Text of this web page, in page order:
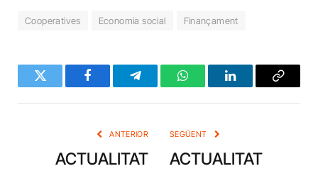
Cooperatives Economia social Finançament
Twitter FacebookTelegramWhatsAppLinkedInCopy
ANTERIOR
ACTUALITAT
SEGÜENT
ACTUALITAT